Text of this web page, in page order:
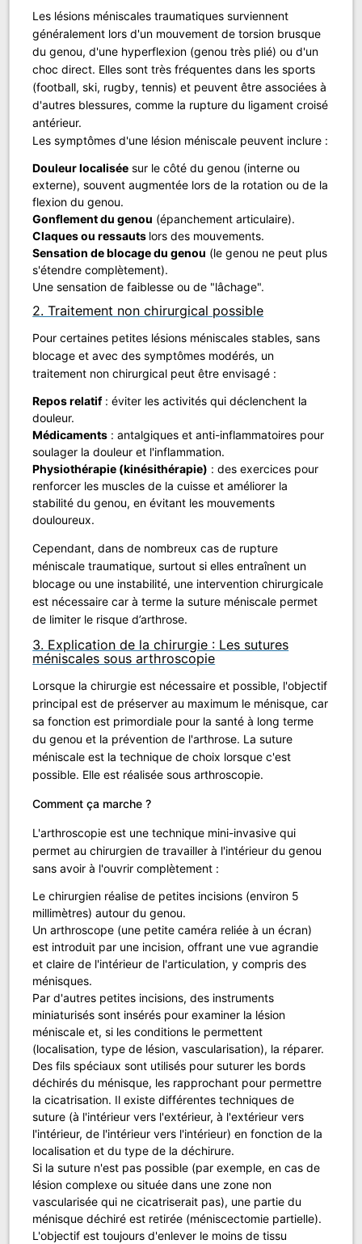
Les lésions méniscales traumatiques surviennent
généralement lors d'un mouvement de torsion brusque
du genou, d'une hyperflexion (genou très plié) ou d'un
choc direct. Elles sont très fréquentes dans les sports
(football, ski, rugby, tennis) et peuvent être associées à
d'autres blessures, comme la rupture du ligament croisé
antérieur.
Les symptômes d'une lésion méniscale peuvent inclure :
Douleur localisée sur le côté du genou (interne ou
externe), souvent augmentée lors de la rotation ou de la
flexion du genou.
Gonflement du genou (épanchement articulaire).
Claques ou ressauts lors des mouvements.
Sensation de blocage du genou (le genou ne peut plus
s'étendre complètement).
Une sensation de faiblesse ou de "lâchage".
2. Traitement non chirurgical possible
Pour certaines petites lésions méniscales stables, sans
blocage et avec des symptômes modérés, un
traitement non chirurgical peut être envisagé :
Repos relatif: éviter les activités qui déclenchent la
douleur.
Médicaments : antalgiques et anti-inflammatoires pour
soulager la douleur et l'inflammation.
Physiothérapie (kinésithérapie) : des exercices pour
renforcer les muscles de la cuisse et améliorer la
stabilité du genou, en évitant les mouvements
douloureux.
Cependant, dans de nombreux cas de rupture
méniscale traumatique, surtout si elles entraînent un
blocage ou une instabilité, une intervention chirurgicale
est nécessaire car à terme la suture méniscale permet
de limiter le risque d’arthrose.
3. Explication de la chirurgie : Les sutures
méniscales sous arthroscopie
Lorsque la chirurgie est nécessaire et possible, l'objectif
principal est de préserver au maximum le ménisque, car
sa fonction est primordiale pour la santé à long terme
du genou et la prévention de l'arthrose. La suture
méniscale est la technique de choix lorsque c'est
possible. Elle est réalisée sous arthroscopie.
Comment ça marche ?
L'arthroscopie est une technique mini-invasive qui
permet au chirurgien de travailler à l'intérieur du genou
sans avoir à l'ouvrir complètement :
Le chirurgien réalise de petites incisions (environ 5
millimètres) autour du genou.
Un arthroscope (une petite caméra reliée à un écran)
est introduit par une incision, offrant une vue agrandie
et claire de l'intérieur de l'articulation, y compris des
ménisques.
Par d'autres petites incisions, des instruments
miniaturisés sont insérés pour examiner la lésion
méniscale et, si les conditions le permettent
(localisation, type de lésion, vascularisation), la réparer.
Des fils spéciaux sont utilisés pour suturer les bords
déchirés du ménisque, les rapprochant pour permettre
la cicatrisation. Il existe différentes techniques de
suture (à l'intérieur vers l'extérieur, à l'extérieur vers
l'intérieur, de l'intérieur vers l'intérieur) en fonction de la
localisation et du type de la déchirure.
Si la suture n'est pas possible (par exemple, en cas de
lésion complexe ou située dans une zone non
vascularisée qui ne cicatriserait pas), une partie du
ménisque déchiré est retirée (méniscectomie partielle).
L'objectif est toujours d'enlever le moins de tissu